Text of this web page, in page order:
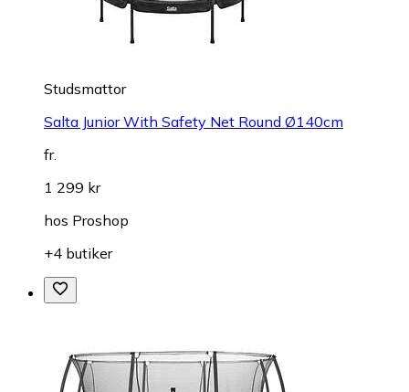
Studsmattor
Salta Junior With Safety Net Round Ø140cm
fr.
1 299 kr
hos Proshop
+4 butiker